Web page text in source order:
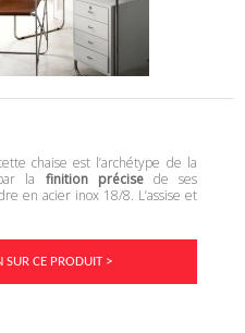
chaise est l’archétype de la
la finition précisede ses
en acier inox 18/8. L’assise et
SUR CE PRODUIT >